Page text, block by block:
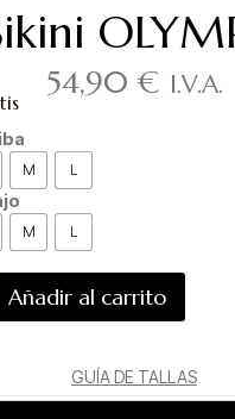
54,90 € I.V.A.
M L
M L
Añadir al carrito
GUÍA DE TALLAS